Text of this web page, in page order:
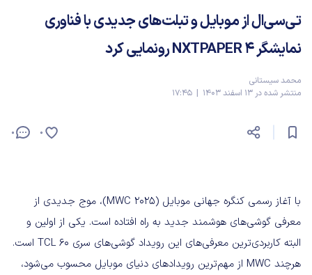
تی‌سی‌ال از موبایل و تبلت‌های جدیدی با فناوری
نمایشگر NXTPAPER 4 رونمایی کرد
محمد سیستانی
منتشر شده در 13 اسفند 1403 | 17:45
0 0
با آغاز رسمی کنگره جهانی موبایل (MWC 2025)، موج جدیدی از
معرفی گوشی‌های هوشمند جدید به راه افتاده است. یکی از اولین و
البته کاربردی‌ترین معرفی‌های این رویداد گوشی‌های سری TCL 60 است.
هرچند MWC از مهم‌ترین رویدادهای دنیای موبایل محسوب می‌شود،